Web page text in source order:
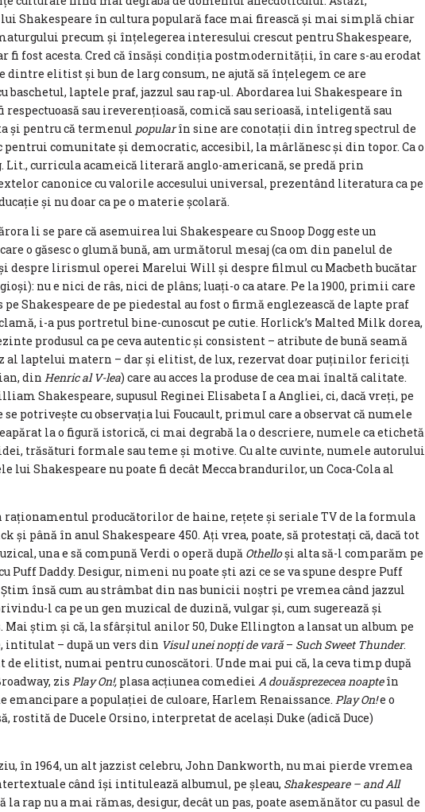
Shakespeare în cultura populară face mai firească și mai simplă chiar
precum și înțelegerea interesului crescut pentru Shakespeare,
fi fost acesta. Cred că însăși condiția postmodernității, în care s-au erodat
elitist și bun de larg consum, ne ajută să înțelegem ce are
baschetul, laptele praf, jazzul sau rap-ul. Abordarea lui Shakespeare în
sau ireverențioasă, comică sau serioasă, inteligentă sau
și pentru că termenul popularîn sine are conotații din întreg spectrul de
pentrui comunitate și democratic, accesibil, la mârlănesc și din topor. Ca o
Lit., curricula acameică literară anglo-americană, se predă prin
canonice cu valorile accesului universal, prezentând literatura ca pe
și nu doar ca pe o materie școlară.
li se pare că asemuirea lui Shakespeare cu Snoop Dogg este un
o găsesc o glumă bună, am următorul mesaj (ca om din panelul de
și despre lirismul operei Marelui Will și despre filmul cu Macbeth bucătar
nu e nici de râs, nici de plâns; luați-o ca atare. Pe la 1900, primii care
pe Shakespeare de pe piedestal au fost o firmă englezească de lapte praf
i-a pus portretul bine-cunoscut pe cutie. Horlick’s Malted Milk dorea,
produsul ca pe ceva autentic și consistent – atribute de bună seamă
al laptelui matern – dar și elitist, de lux, rezervat doar puținilor fericiți
din Henric al V-lea) care au acces la produse de cea mai înaltă calitate.
Shakespeare, supusul Reginei Elisabeta I a Angliei, ci, dacă vreți, pe
se potrivește cu observația lui Foucault, primul care a observat că numele
la o figură istorică, ci mai degrabă la o descriere, numele ca etichetă
trăsături formale sau teme și motive. Cu alte cuvinte, numele autorului
lui Shakespeare nu poate fi decât Mecca brandurilor, un Coca-Cola al
raționamentul producătorilor de haine, rețete și seriale TV de la formula
și până în anul Shakespeare 450. Ați vrea, poate, să protestați că, dacă tot
una e să compună Verdi o operă după Othelloși alta să-l comparăm pe
Daddy. Desigur, nimeni nu poate ști azi ce se va spune despre Puff
Știm însă cum au strâmbat din nas bunicii noștri pe vremea când jazzul
l ca pe un gen muzical de duzină, vulgar și, cum sugerează și
Mai știm și că, la sfârșitul anilor 50, Duke Ellington a lansat un album pe
intitulat – după un vers din Visul unei nopți de vară– Such Sweet Thunder.
de elitist, numai pentru cunoscători. Unde mai pui că, la ceva timp după
zis Play On!, plasa acțiunea comediei A douăsprezecea noapteîn
emancipare a populației de culoare, Harlem Renaissance. Play On!e o
rostită de Ducele Orsino, interpretat de același Duke (adică Duce)
în 1964, un alt jazzist celebru, John Dankworth, nu mai pierde vremea
când își intitulează albumul, pe șleau, Shakespeare – and All
la rap nu a mai rămas, desigur, decât un pas, poate asemănător cu pasul de